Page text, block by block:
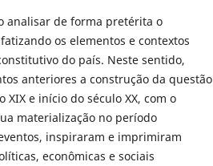
analisar de forma pretérita o
os elementos e contextos
do país. Neste sentido,
anteriores a construção da questão
e início do século XX, com o
materialização no período
inspiraram e imprimiram
econômicas e sociais